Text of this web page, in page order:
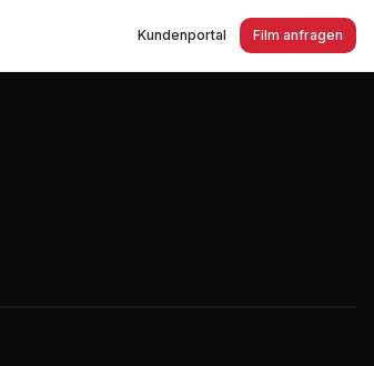
Kundenportal Film anfragen